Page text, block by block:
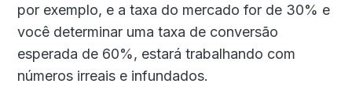
por exemplo, e a taxa do mercado for de 30% e
você determinar uma taxa de conversão
esperada de 60%, estará trabalhando com
números irreais e infundados.